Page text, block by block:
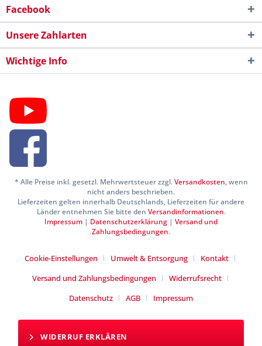
Facebook
Unsere Zahlarten
Wichtige Info
* Alle Preise inkl. gesetzl. Mehrwertsteuer zzgl.Versandkosten, wenn
nicht anders beschrieben.
Lieferzeiten gelten innerhalb Deutschlands, Lieferzeiten für andere
Länder entnehmen Sie bitte den Versandinformationen.
Impressum | Datenschutzerklärung | Versand und
Zahlungsbedingungen.
Cookie-Einstellungen Umwelt & Entsorgung
Kontakt
Versand und Zahlungsbedingungen
Widerrufsrecht
Datenschutz
AGB Impressum
WIDERRUF ERKLÄREN